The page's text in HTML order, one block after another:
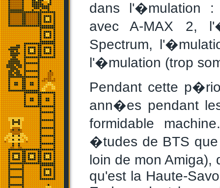
dans l'�mulation :
avec A-MAX 2,
Spectrum,
l'�mulation (trop
Pendant cette
ann�es pendant
formidable
�tudes de BTS
loin de mon
qu'est la Haute-